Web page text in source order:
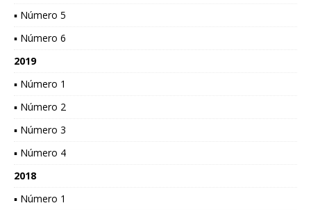
▪ Número 5
▪ Número 6
2019
▪ Número 1
▪ Número 2
▪ Número 3
▪ Número 4
2018
▪ Número 1